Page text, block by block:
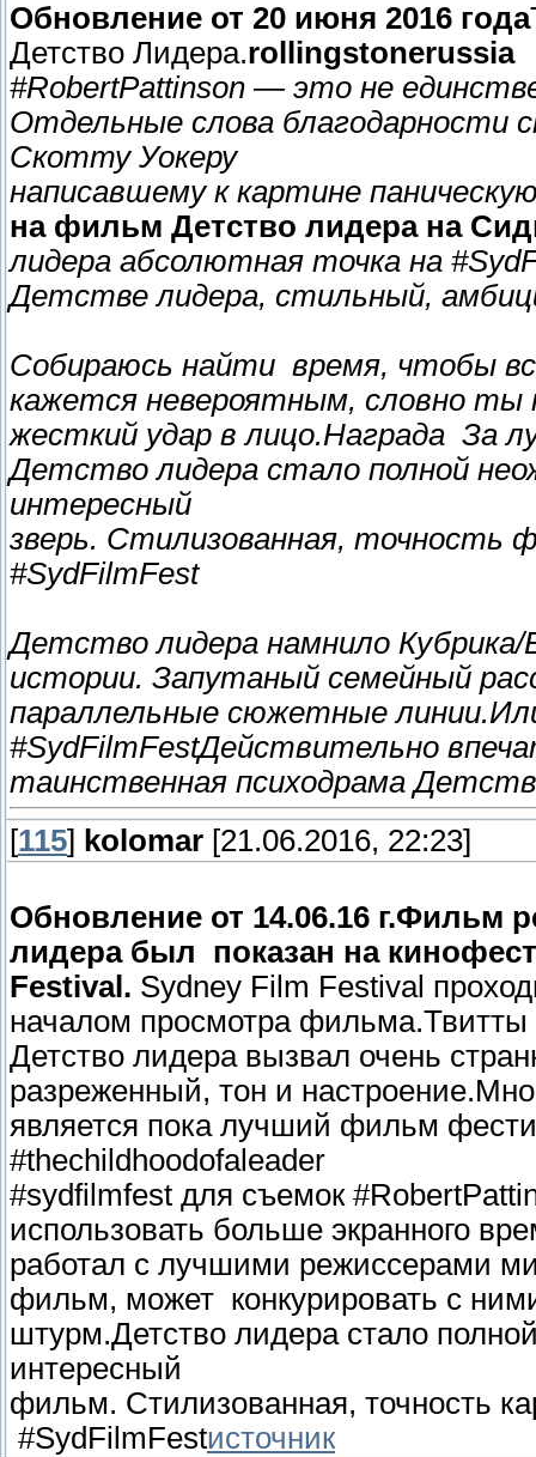
Обновление от 20 июня 2016 года
Детство Лидера.rollingstonerussia
#RobertPattinson — это не
Отдельные слова благодарности
Скотту Уокеру
написавшему к картине
на фильм Детство лидера на
лидера абсолютная точка на
Детстве лидера, стильный,
Собираюсь найти время, чтобы
кажется невероятным, словно ты
жесткий удар в лицо.Награда За
Детство лидера стало полной
интересный
зверь. Стилизованная, точность
#SydFilmFest
Детство лидера намнило Кубрика/
истории. Запутаный семейный
параллельные сюжетные
#SydFilmFestДействительно
таинственная психодрама
[115] kolomar [21.06.2016, 22:23]
Обновление от 14.06.16 г.Фильм
лидера был показан на
Festival . Sydney Film Festival
началом просмотра фильма.
Детство лидера вызвал очень
разреженный, тон и
является пока лучший фильм
#thechildhoodofaleader
#sydfilmfest для съемок
использовать больше экранного
работал с лучшими режиссерами
фильм, может конкурировать с
штурм.Детство лидера стало
интересный
фильм. Стилизованная, точность
#SydFilmFestисточник